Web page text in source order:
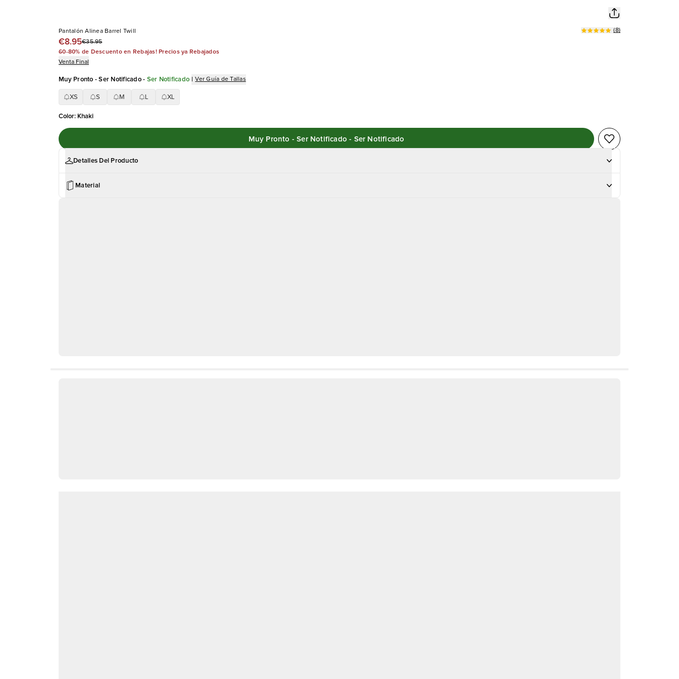
Pantalón Alinea Barrel Twill
€8.95€35.95
(8)
60-80% de Descuento en Rebajas! Precios ya Rebajados
Venta Final
Muy Pronto - Ser Notificado- Ser Notificado | Ver Guía de Tallas
XS S M XL
Color: Khaki
Muy Pronto - Ser Notificado - Ser Notificado
Detalles Del Producto
Material